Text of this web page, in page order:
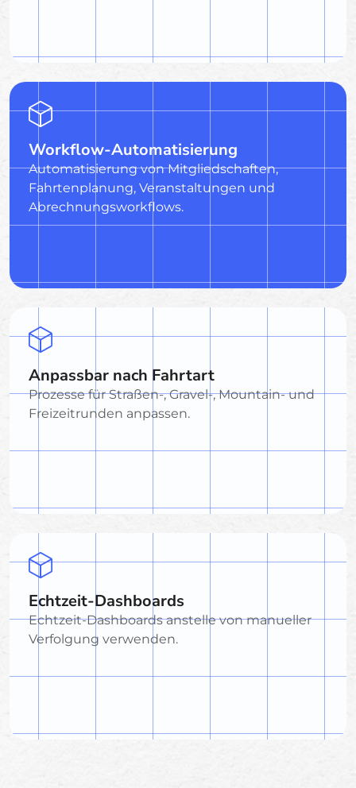
Workflow-Automatisierung
Automatisierung von Mitgliedschaften,
Fahrtenplanung, Veranstaltungen und
Abrechnungsworkflows.
Anpassbar nach Fahrtart
Prozesse für Straßen-, Gravel-, Mountain- und
Freizeitrunden anpassen.
Echtzeit-Dashboards
Echtzeit-Dashboards anstelle von manueller
Verfolgung verwenden.